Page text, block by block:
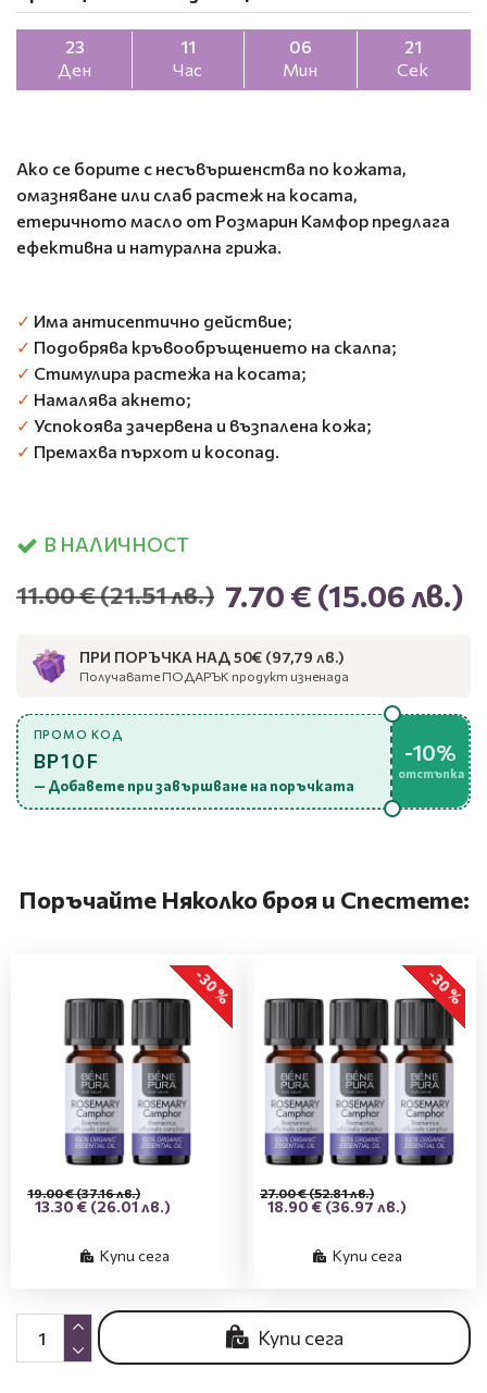
Ако се борите с несъвършенства по кожата,
омазняване или слаб растеж на косата,
етеричното масло от Розмарин Камфор предлага
ефективна и натурална грижа.
✓ Има антисептично действие;
✓ Подобрява кръвообръщението на скалпа;
✓ Стимулира растежа на косата;
✓ Намалява акнето;
✓ Успокоява зачервена и възпалена кожа;
✓ Премахва пърхот и косопад.
В НАЛИЧНОСТ
23
Ден
11
Час
06
Мин
20
Сек
7.70 € (15.06 лв.)
11.00 €(21.51 лв.)
Купи сега
ПРИ ПОРЪЧКА НАД 50€ (97,79 лв.)
Получавате ПОДАРЪК продукт изненада
ПРОМО КОД
BP10F
— Добавете при завършване на поръчката
-10%
отстъпка
Поръчайте Няколко броя и Спестете:
-30 %
13.30 € (26.01 лв.)
19.00 €(37.16 лв.)
Купи сега
-30 %
18.90 € (36.97 лв.)
27.00 €(52.81 лв.)
Купи сега